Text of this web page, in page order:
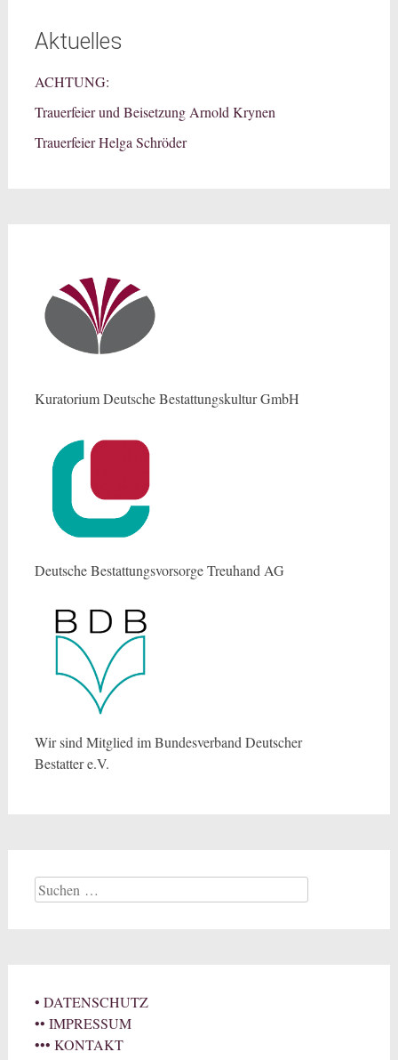
Aktuelles
ACHTUNG:
Trauerfeier und Beisetzung Arnold Krynen
Trauerfeier Helga Schröder
Kuratorium Deutsche Bestattungskultur GmbH
Deutsche Bestattungsvorsorge Treuhand AG
Wir sind Mitglied im Bundesverband Deutscher
Bestatter e.V.
Suchen
nach:
• DATENSCHUTZ
•• IMPRESSUM
••• KONTAKT